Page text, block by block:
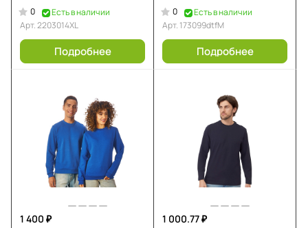
0
Есть в наличии
Арт.2203014XL
Подробнее
0
Есть в наличии
Арт. 173099dtfM
Подробнее
1 400 ₽
1 000.77 ₽